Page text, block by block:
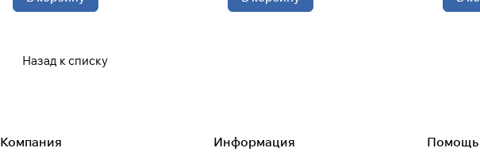
Назад к списку
Компания Информация Помощь